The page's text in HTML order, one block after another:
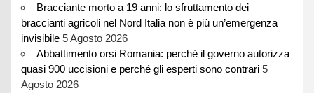
Bracciante morto a 19 anni: lo sfruttamento dei
braccianti agricoli nel Nord Italia non è più un’emergenza
invisibile 5 Agosto 2026
Abbattimento orsi Romania: perché il governo autorizza
quasi 900 uccisioni e perché gli esperti sono contrari 5
Agosto 2026